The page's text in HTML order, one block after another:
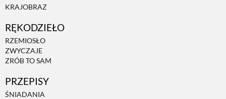
KRAJOBRAZ
RĘKODZIEŁO
RZEMIOSŁO
ZWYCZAJE
ZRÓB TO SAM
PRZEPISY
ŚNIADANIA